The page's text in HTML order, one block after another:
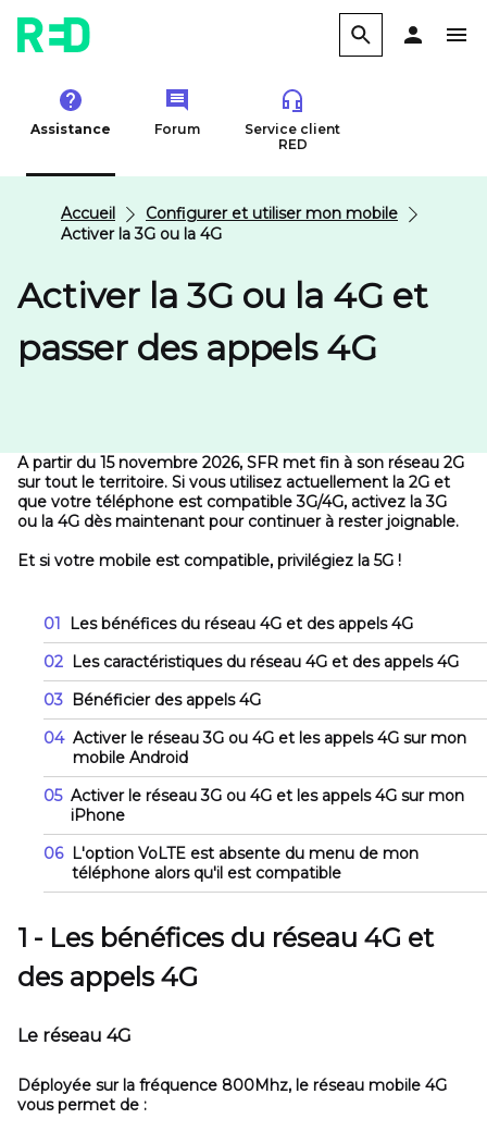
Assistance Forum
Service client
RED
Accueil
Configurer et utiliser mon mobile
Activer la 3G ou la 4G
Activer la 3G ou la 4G et
passer des appels 4G
A partir du 15 novembre 2026, SFR met fin à son réseau 2G
sur tout le territoire. Si vous utilisez actuellement la 2G et
que votre téléphone est compatible 3G/4G, activez la 3G
ou la 4G dès maintenant pour continuer à rester joignable.
Et si votre mobile est compatible, privilégiez la 5G !
01
Les bénéfices du réseau 4G et des appels 4G
02 Les caractéristiques du réseau 4G et des appels 4G
03 Bénéficier des appels 4G
04 Activer le réseau 3G ou 4G et les appels 4G sur mon
mobile Android
05 Activer le réseau 3G ou 4G et les appels 4G sur mon
iPhone
06 L'option VoLTE est absente du menu de mon
téléphone alors qu'il est compatible
1 - Les bénéfices du réseau 4G et
des appels 4G
Le réseau 4G
Déployée sur la fréquence 800Mhz, le réseau mobile 4G
vous permet de :